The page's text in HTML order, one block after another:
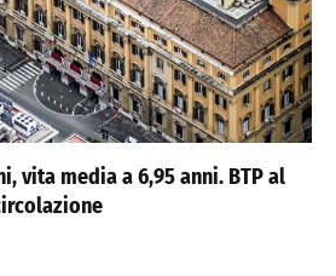
vita media a 6,95 anni. BTP al